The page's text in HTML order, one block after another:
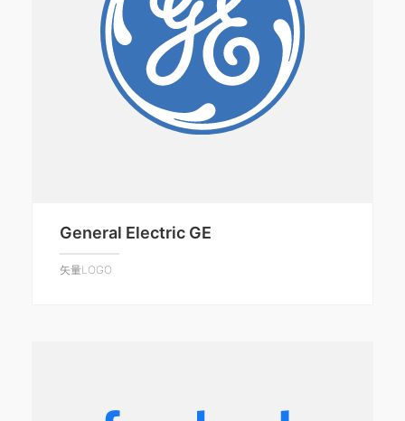
General Electric GE
矢量LOGO